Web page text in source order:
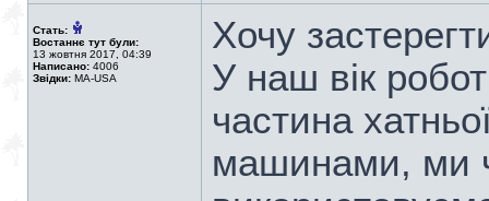
Стать:
Востаннє тут були:
13 жовтня 2017, 04:39
Написано: 4006
Звідки: MA-USA
Хочу
У наш вік
частина
машинами, ми